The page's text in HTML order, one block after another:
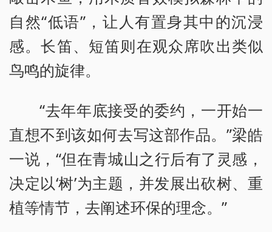
自然“低语”，让人有置身其中的沉浸
感。长笛、短笛则在观众席吹出类似
鸟鸣的旋律。
“去年年底接受的委约，一开始一
直想不到该如何去写这部作品。”梁皓
一说，“但在青城山之行后有了灵感，
决定以‘树’为主题，并发展出砍树、重
植等情节，去阐述环保的理念。”